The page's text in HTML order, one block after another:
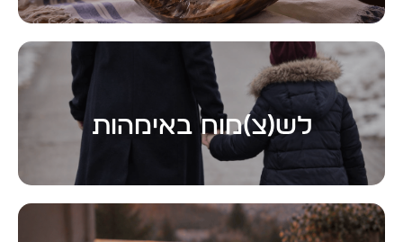
לש(צ)מוח באימהות
לפרטים